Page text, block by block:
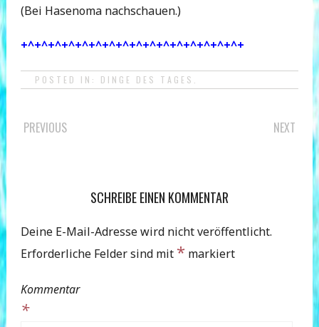
(Bei Hasenoma nachschauen.)
+^+^+^+^+^+^+^+^+^+^+^+^+^+^+^+^+
POSTED IN: DINGE DES TAGES
POST
PREVIOUS NEXT
SCHREIBE EINEN KOMMENTAR
Deine E-Mail-Adresse wird nicht veröffentlicht.
Erforderliche Felder sind mit * markiert
Kommentar
*